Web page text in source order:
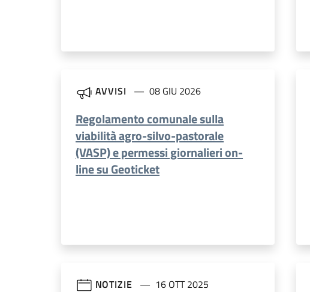
AVVISI 08 GIU 2026
Regolamento comunale sulla
viabilità agro-silvo-pastorale
(VASP) e permessi giornalieri on-
line su Geoticket
NOTIZIE 16 OTT 2025